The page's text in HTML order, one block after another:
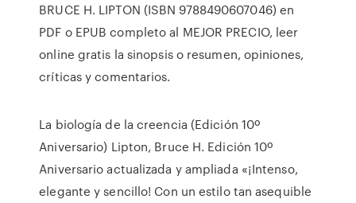
BRUCE H. LIPTON (ISBN 9788490607046) en
PDF o EPUB completo al MEJOR PRECIO, leer
online gratis la sinopsis o resumen, opiniones,
críticas y comentarios.
La biología de la creencia (Edición 10º
Aniversario) Lipton, Bruce H. Edición 10º
Aniversario actualizada y ampliada «¡Intenso,
elegante y sencillo! Con un estilo tan asequible